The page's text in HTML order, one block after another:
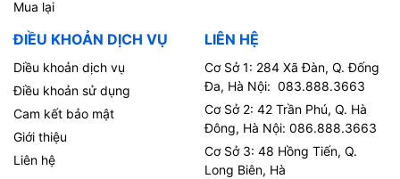
Mua lại
ĐIỀU KHOẢN DỊCH VỤ
Diều khoản dịch vụ
Điều khoản sử dụng
Cam kết bảo mật
Giới thiệu
Liên hệ
LIÊN HỆ
Cơ Sở 1: 284 Xã Đàn, Q. Đống
Đa, Hà Nội: 083.888.3663
Cơ Sở 2: 42 Trần Phú, Q. Hà
Đông, Hà Nội: 086.888.3663
Cơ Sở 3: 48 Hồng Tiến, Q.
Long Biên, Hà